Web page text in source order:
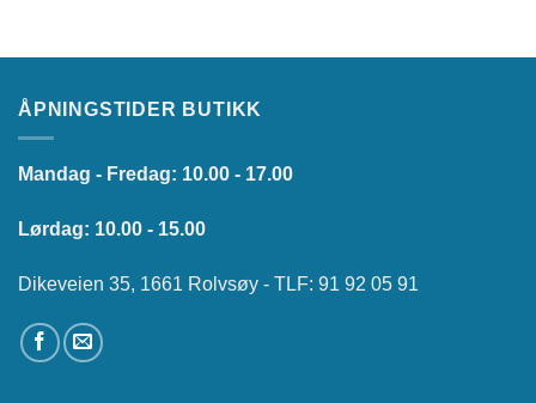
ÅPNINGSTIDER BUTIKK
Mandag - Fredag: 10.00 - 17.00
Lørdag: 10.00 - 15.00
Dikeveien 35, 1661 Rolvsøy - TLF: 91 92 05 91